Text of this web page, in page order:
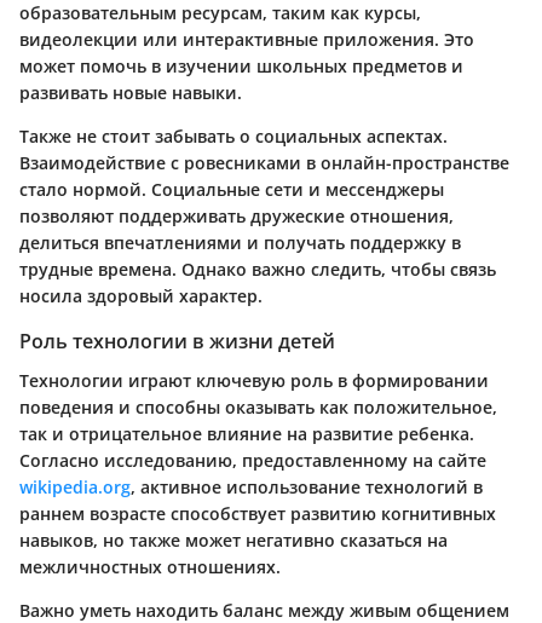
образовательным ресурсам, таким как курсы,
видеолекции или интерактивные приложения. Это
может помочь в изучении школьных предметов и
развивать новые навыки.
Также не стоит забывать о социальных аспектах.
Взаимодействие с ровесниками в онлайн-пространстве
стало нормой. Социальные сети и мессенджеры
позволяют поддерживать дружеские отношения,
делиться впечатлениями и получать поддержку в
трудные времена. Однако важно следить, чтобы связь
носила здоровый характер.
Роль технологии в жизни детей
Технологии играют ключевую роль в формировании
поведения и способны оказывать как положительное,
так и отрицательное влияние на развитие ребенка.
Согласно исследованию, предоставленному на сайте
wikipedia.org, активное использование технологий в
раннем возрасте способствует развитию когнитивных
навыков, но также может негативно сказаться на
межличностных отношениях.
Важно уметь находить баланс между живым общением